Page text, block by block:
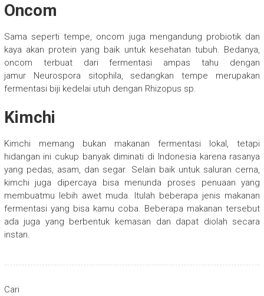
Oncom
Sama seperti tempe, oncom juga mengandung probiotik dan
kaya akan protein yang baik untuk kesehatan tubuh. Bedanya,
oncom terbuat dari fermentasi ampas tahu dengan
jamur Neurospora sitophila, sedangkan tempe merupakan
fermentasi biji kedelai utuh dengan Rhizopus sp.
Kimchi
Kimchi memang bukan makanan fermentasi lokal, tetapi
hidangan ini cukup banyak diminati di Indonesia karena rasanya
yang pedas, asam, dan segar. Selain baik untuk saluran cerna,
kimchi juga dipercaya bisa menunda proses penuaan yang
membuatmu lebih awet muda. Itulah beberapa jenis makanan
fermentasi yang bisa kamu coba. Beberapa makanan tersebut
ada juga yang berbentuk kemasan dan dapat diolah secara
instan.
Cari